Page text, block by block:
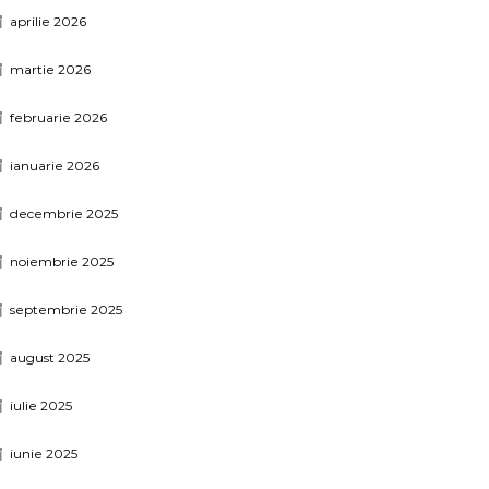
aprilie 2026
martie 2026
februarie 2026
ianuarie 2026
decembrie 2025
noiembrie 2025
septembrie 2025
august 2025
iulie 2025
iunie 2025